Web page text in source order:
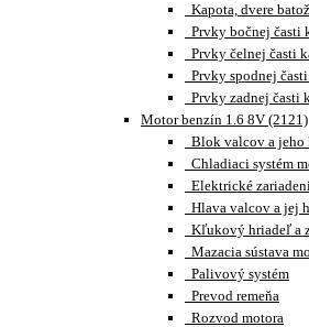
Kapota, dvere
Prvky bočnej časti
Prvky čelnej časti
Prvky spodnej
Prvky zadnej časti
Motor benzín 1.6 8V (2121)
Blok valcov a jeho
Chladiaci systém
Elektrické
Hlava valcov a jej
Kľukový hriadeľ a
Mazacia sústava
Palivový systém
Prevod remeňa
Rozvod motora